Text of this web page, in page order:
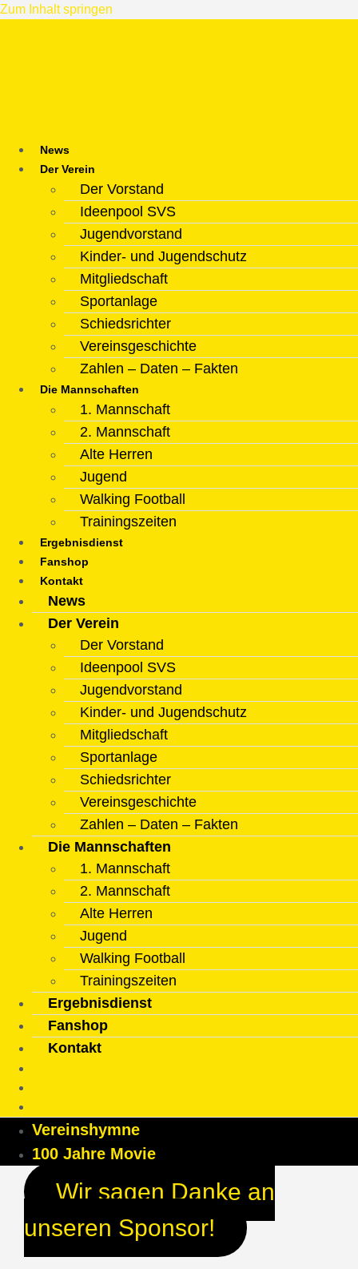
Zum Inhalt springen
News
Der Verein
Der Vorstand
Ideenpool SVS
Jugendvorstand
Kinder- und Jugendschutz
Mitgliedschaft
Sportanlage
Schiedsrichter
Vereinsgeschichte
Zahlen – Daten – Fakten
Die Mannschaften
1. Mannschaft
2. Mannschaft
Alte Herren
Jugend
Walking Football
Trainingszeiten
Ergebnisdienst
Fanshop
Kontakt
News
Der Verein
Der Vorstand
Ideenpool SVS
Jugendvorstand
Kinder- und Jugendschutz
Mitgliedschaft
Sportanlage
Schiedsrichter
Vereinsgeschichte
Zahlen – Daten – Fakten
Die Mannschaften
1. Mannschaft
2. Mannschaft
Alte Herren
Jugend
Walking Football
Trainingszeiten
Ergebnisdienst
Fanshop
Kontakt
Vereinshymne
100 Jahre Movie
Wir sagen Danke an
unseren Sponsor!